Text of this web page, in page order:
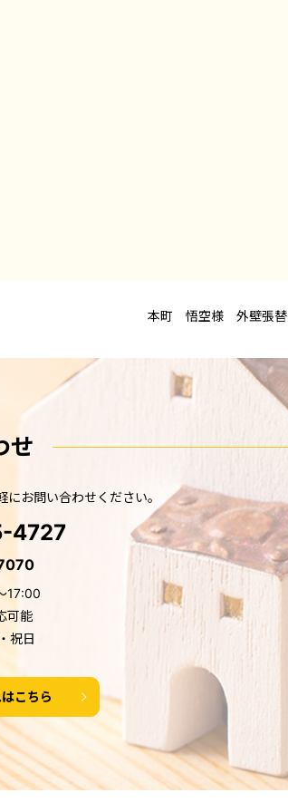
本町 悟空様 外壁張替
せ
にお問い合わせください。
4727
17:00
可能
祝日
こちら